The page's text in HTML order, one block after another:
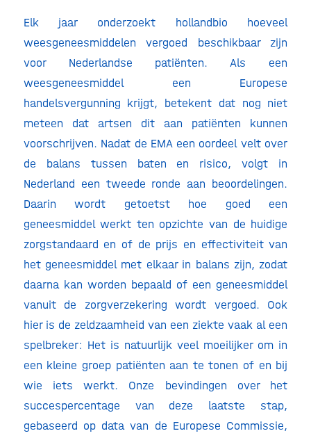
Elk jaar onderzoekt hollandbio hoeveel
weesgeneesmiddelen vergoed beschikbaar zijn
voor Nederlandse patiënten. Als een
weesgeneesmiddel een Europese
handelsvergunning krijgt, betekent dat nog niet
meteen dat artsen dit aan patiënten kunnen
voorschrijven. Nadat de EMA een oordeel velt over
de balans tussen baten en risico, volgt in
Nederland een tweede ronde aan beoordelingen.
Daarin wordt getoetst hoe goed een
geneesmiddel werkt ten opzichte van de huidige
zorgstandaard en of de prijs en effectiviteit van
het geneesmiddel met elkaar in balans zijn, zodat
daarna kan worden bepaald of een geneesmiddel
vanuit de zorgverzekering wordt vergoed. Ook
hier is de zeldzaamheid van een ziekte vaak al een
spelbreker: Het is natuurlijk veel moeilijker om in
een kleine groep patiënten aan te tonen of en bij
wie iets werkt. Onze bevindingen over het
succespercentage van deze laatste stap,
gebaseerd op data van de Europese Commissie,